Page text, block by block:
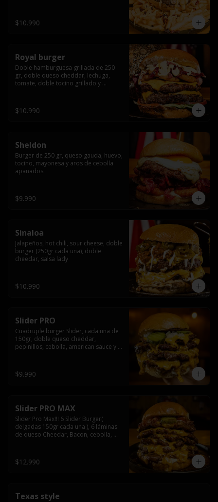
$10.990
Royal burger
Doble hamburguesa grillada de 250
gr, doble queso cheddar, lechuga,
tomate, doble tocino grillado y
salsa de queso cheddar.
$10.990
Sheldon
Burger de 250 gr, queso gauda, huevo,
tocino, mayonesa y aros de cebolla
apanados
$9.990
Sinaloa
Jalapeños, hot chili, sour cheese, doble
burger (250gr cada una), doble
cheedar, salsa lady
$10.990
Slider PRO
Cuadruple burger Slider, cada una de
150gr, doble queso cheddar,
pepinillos, cebolla, american sauce y
$9.990
Slider PRO MAX
Slider Pro Max!!! 6 Slider Burger(
delgadas 150gr cada una ), 6 láminas
de queso Cheedar, Bacon, cebolla,
$12.990
Texas style